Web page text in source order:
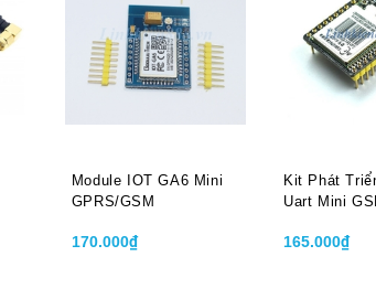
Module IOT GA6 Mini
GPRS/GSM
170.000₫
Kit Phát
Uart Mini
165.000₫